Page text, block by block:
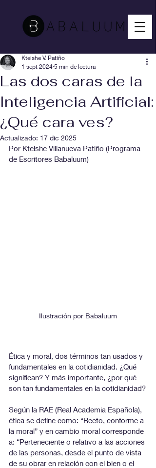
Las dos caras de la
Inteligencia Artificial:
¿Qué cara ves?
Kteishe V. Patiño
1 sept 2024 5 min de lectura
Actualizado: 17 dic 2025
Por Kteishe Villanueva Patiño (Programa
de Escritores Babaluum)
Ilustración por Babaluum
Ética y moral, dos términos tan usados y
fundamentales en la cotidianidad. ¿Qué
significan? Y más importante, ¿por qué
son tan fundamentales en la cotidianidad?
Según la RAE (Real Academia Española),
ética se define como: “Recto, conforme a
la moral” y en cambio moral corresponde
a: “Perteneciente o relativo a las acciones
de las personas, desde el punto de vista
de su obrar en relación con el bien o el